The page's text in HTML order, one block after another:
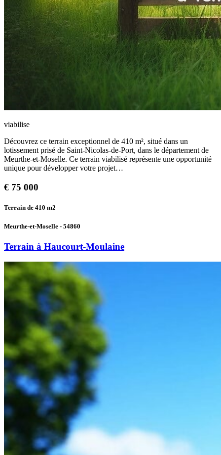
viabilise
Découvrez ce terrain exceptionnel de 410 m², situé dans un
lotissement prisé de Saint-Nicolas-de-Port, dans le département de
Meurthe-et-Moselle. Ce terrain viabilisé représente une opportunité
unique pour développer votre projet…
€ 75 000
Terrain de 410 m2
Meurthe-et-Moselle - 54860
Terrain à Haucourt-Moulaine